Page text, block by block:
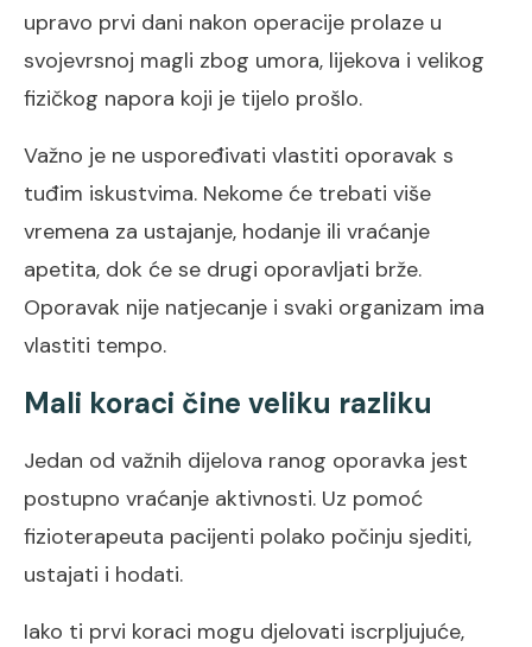
upravo prvi dani nakon operacije prolaze u
svojevrsnoj magli zbog umora, lijekova i velikog
fizičkog napora koji je tijelo prošlo.
Važno je ne uspoređivati vlastiti oporavak s
tuđim iskustvima. Nekome će trebati više
vremena za ustajanje, hodanje ili vraćanje
apetita, dok će se drugi oporavljati brže.
Oporavak nije natjecanje i svaki organizam ima
vlastiti tempo.
Mali koraci čine veliku razliku
Jedan od važnih dijelova ranog oporavka jest
postupno vraćanje aktivnosti. Uz pomoć
fizioterapeuta pacijenti polako počinju sjediti,
ustajati i hodati.
Iako ti prvi koraci mogu djelovati iscrpljujuće,